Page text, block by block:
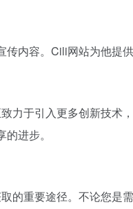
内容。Cili网站为他提
力于引入更多创新技术
进步。
的重要途径。不论您